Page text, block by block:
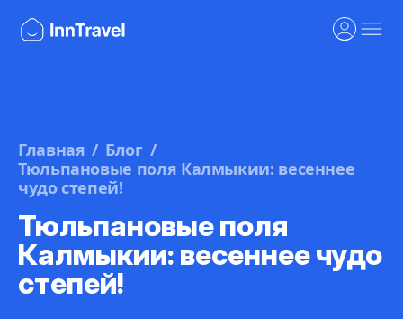
Главная
Блог
Тюльпановые поля Калмыкии: весеннее
чудо степей!
Тюльпановые поля
Калмыкии: весеннее чудо
степей!